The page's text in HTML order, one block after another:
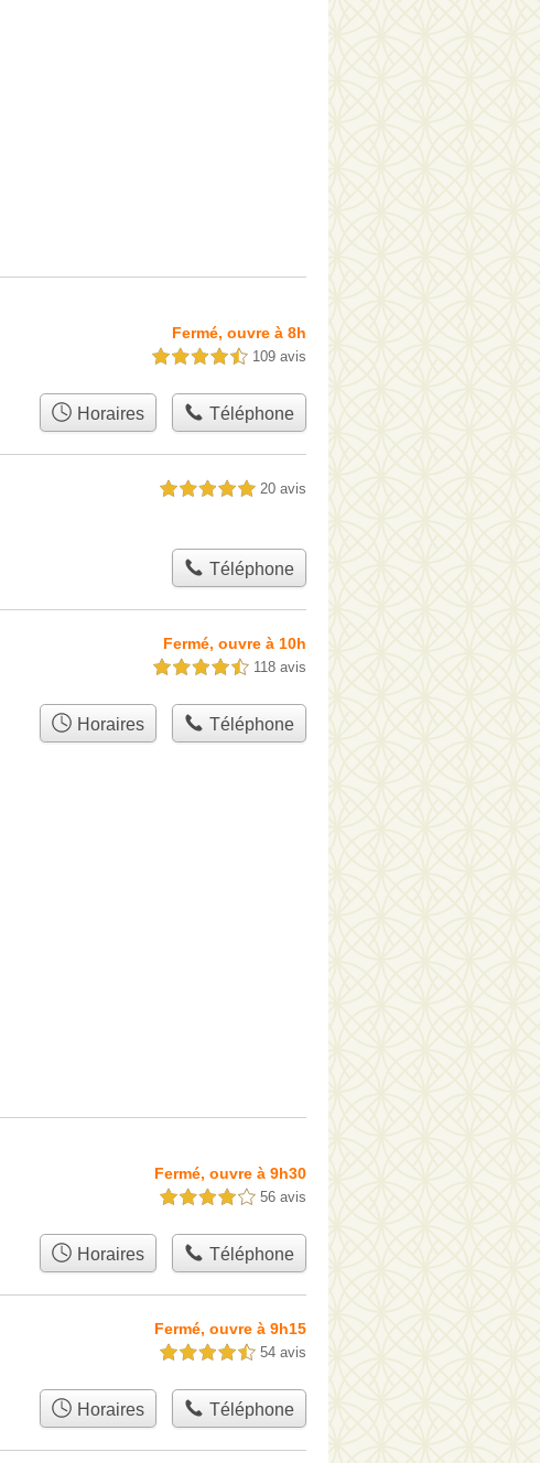
Fermé, ouvre à 8h
4,5 étoiles sur 5 109 avis
Horaires Téléphone
5,0 étoiles sur 5 20 avis
Téléphone
Fermé, ouvre à 10h
4,5 étoiles sur 5 118 avis
Horaires Téléphone
Fermé, ouvre à 9h30
4,0 étoiles sur 5 56 avis
Horaires Téléphone
Fermé, ouvre à 9h15
4,5 étoiles sur 5 54 avis
Horaires Téléphone